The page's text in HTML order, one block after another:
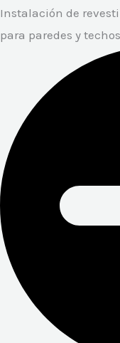
Instalación de
para paredes y techos